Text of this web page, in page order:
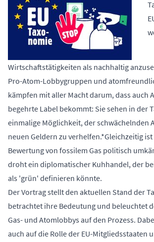
eingeschränkt möglich. Du kannst Zoom
das Programm findest duhier.
Wirtschaftstätigkeiten als nachhaltig
Pro-Atom-Lobbygruppen und
kämpfen mit aller Macht darum, dass auch
begehrte Label bekommt: Sie sehen in der
einmalige Möglichkeit, der schwächelnden
neuen Geldern zu verhelfen.*Gleichzeitig
Bewertung von fossilem Gas politisch
droht ein diplomatischer Kuhhandel, der
als 'grün' definieren könnte.
Der Vortrag stellt den aktuellen Stand der
betrachtet ihre Bedeutung und beleuchtet
Gas- und Atomlobbys auf den Prozess.
auch auf die Rolle der EU-Mitgliedsstaaten